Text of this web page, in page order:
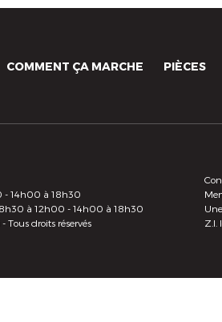
COMMENT ÇA MARCHE PIÈCES
- 14h00 à 18h30
à 12h00 - 14h00 à 18h30
Tous droits réservés
Z.I.